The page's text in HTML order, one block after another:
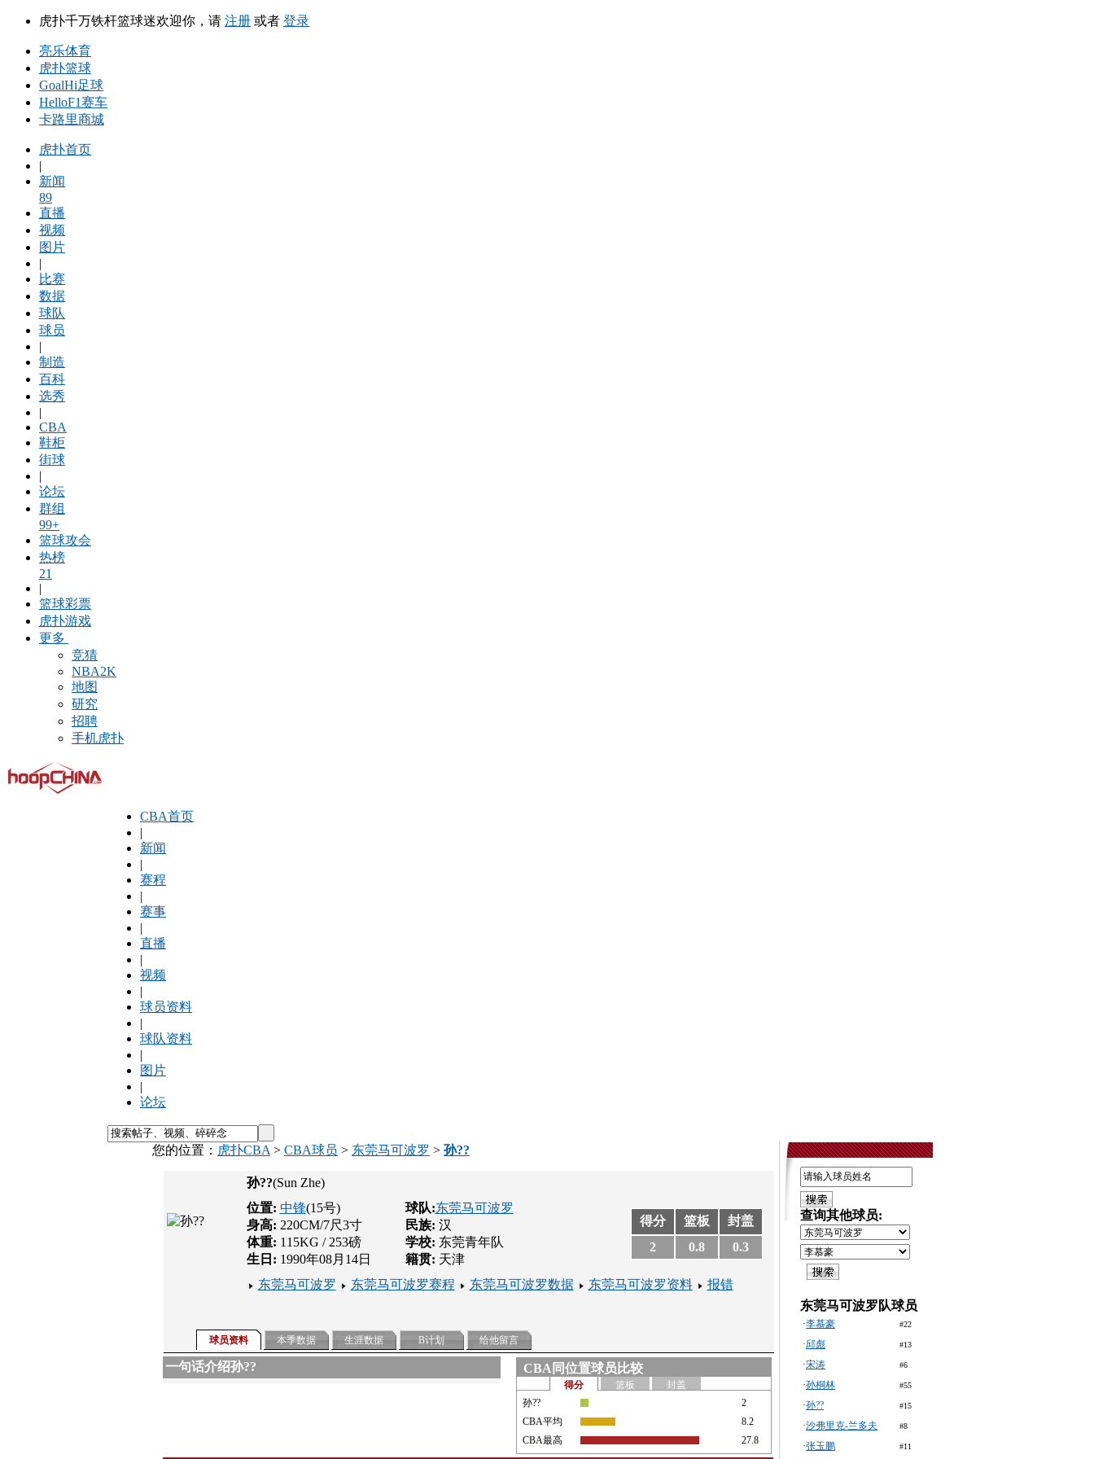
虎扑千万铁杆篮球迷欢迎你，请 注册 或者 登录
亮乐体育
虎扑篮球
GoalHi足球
HelloF1赛车
卡路里商城
虎扑首页
|
新闻
89
直播
视频
图片
|
比赛
数据
球队
球员
|
制造
百科
选秀
|
CBA
鞋柜
街球
|
论坛
群组
99+
篮球攻会
热榜
21
|
篮球彩票
虎扑游戏
更多
竞猜
NBA2K
地图
研究
招聘
手机虎扑
CBA首页
|
新闻
|
赛程
|
赛事
|
直播
|
视频
|
球员资料
|
球队资料
|
图片
|
论坛
您的位置： 虎扑CBA > CBA球员 > 东莞马可波罗 > 孙??
孙??(Sun Zhe)
位置: 中锋(15号)
身高: 220CM/7尺3寸
体重: 115KG / 253磅
生日: 1990年08月14日
球队:东莞马可波罗
民族: 汉
学校: 东莞青年队
籍贯: 天津
得分 篮板
封盖
2
0.8 0.3
东莞马可波罗 东莞马可波罗赛程 东莞马可波罗数据 东莞马可波罗资料 报错
球员资料 本季数据 生涯数据 B计划 给他留言
一句话介绍孙?? CBA同位置球员比较
得分 篮板
封盖
孙??
2
CBA平均
8.2
CBA最高
27.8
查询其他球员:
东莞马可波罗队球员
·李慕豪 #22
·邱彪 #13
·宋涛 #6
·孙桐林 #55
·孙?? #15
·沙弗里克-兰多夫 #8
·张玉鹏 #11